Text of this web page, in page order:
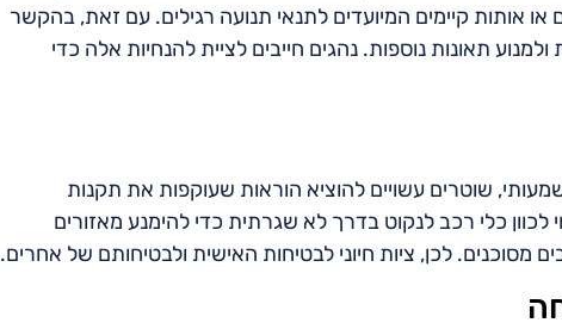
אותות קיימים המיועדים לתנאי תנועה רגילים. עם זאת, בהקשר
תאונות נוספות. נהגים חייבים לציית להנחיות אלה כדי
שוטרים עשויים להוציא הוראות שעוקפות את תקנות
כלי רכב לנקוט בדרך לא שגרתית כדי להימנע מאזורים
לכן, ציות חיוני לבטיחות האישית ולבטיחותם של אחרים.